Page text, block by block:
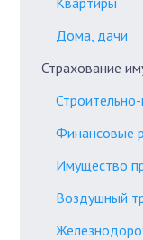
Дома, дачи
Страхование
Финансовые
Имущество
Воздушный